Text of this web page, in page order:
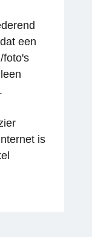
een
foto's
is